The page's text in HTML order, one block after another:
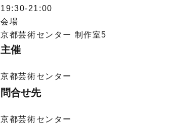
19:30-21:00
会場
京都芸術センター 制作室5
主催
京都芸術センター
問合せ先
京都芸術センター